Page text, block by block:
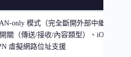
only 模式（完全斷開外部中繼）、每
關（傳送/接收/內容類型）、iOS 快捷
虛擬網路位址支援